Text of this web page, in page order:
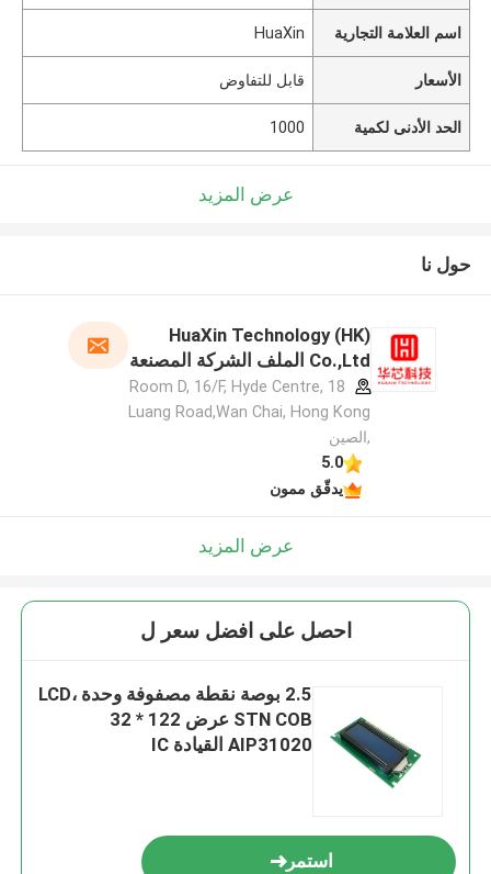
اسم العلامة التجارية HuaXin
الأسعار قابل للتفاوض
الحد الأدنى لكمية 1000
عرض المزيد
حول نا
HuaXin Technology (HK)
Co.,Ltd الملف الشركة المصنعة
Room D, 16/F, Hyde Centre, 18
Luang Road,Wan Chai, Hong Kong
,الصين
5.0
يدقّق ممون
عرض المزيد
احصل على افضل سعر ل
2.5 بوصة نقطة مصفوفة وحدة LCD،
STN COB عرض 122 * 32
AIP31020 القيادة IC
استمر